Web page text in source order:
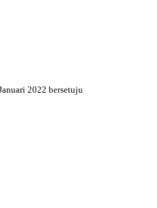
2022 bersetuju